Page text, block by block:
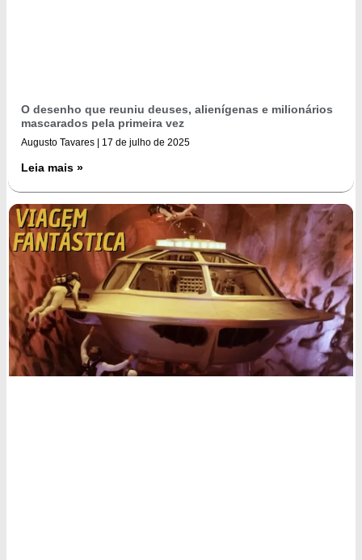
O desenho que reuniu deuses, alienígenas e milionários
mascarados pela primeira vez
Augusto Tavares 17 de julho de 2025
Leia mais »